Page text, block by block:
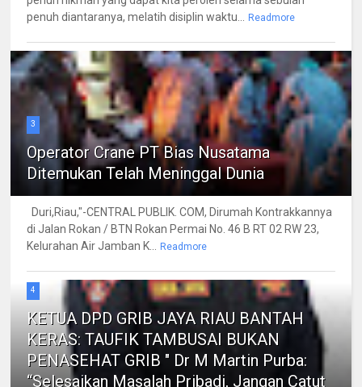
penuh diantaranya, melatih disiplin waktu...
Readmore
3
Operator Crane PT Bias Nusatama
Ditemukan Telah Meninggal Dunia
Duri,Riau,"-CENTRAL PUBLIK. COM, Dirumah Kontrakkannya
di Jalan Rokan / BTN Rokan Permai No. 46 B RT 02 RW 23,
Kelurahan Air Jamban K...
Readmore
4
KETUA DPD GRIB JAYA RIAU BANTAH
KERAS: TAUFIK TAMBUSAI BUKAN
PENASEHAT GRIB " Dr M Martin Purba:
“Selesaikan Masalah Pribadi, Jangan Catut